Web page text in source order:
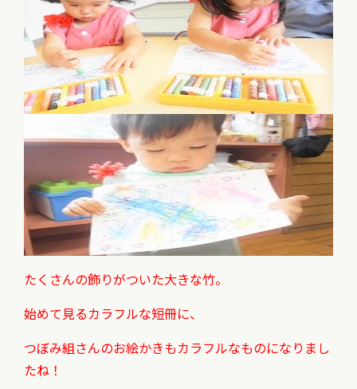
たくさんの飾りがついた大きな竹。
始めて見るカラフルな短冊に、
つぼみ組さんのお絵かきもカラフルなものになりまし
たね！